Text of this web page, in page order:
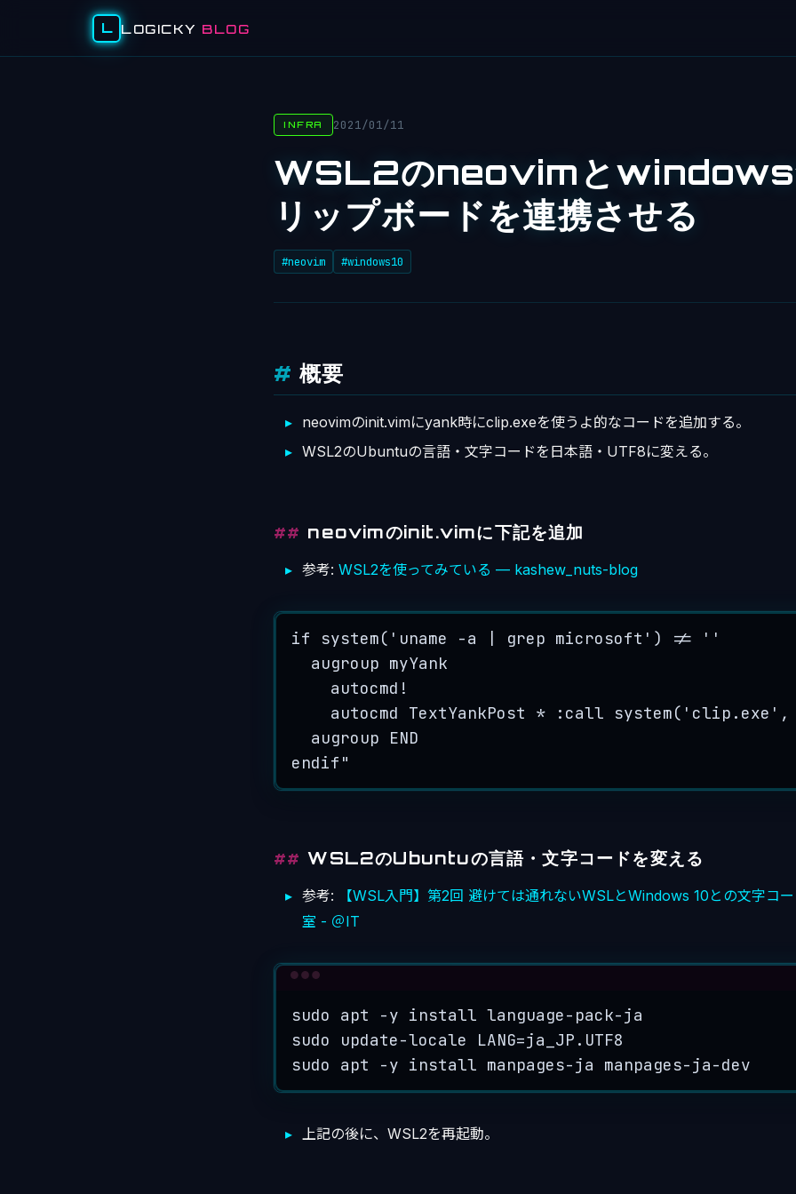
L LOGICKY BLOG
INFRA 2021/01/11
WSL2のneovimと
リップボードを連携させる
#neovim #windows10
概要
neovimのinit.vimにyank時にclip.exeを使うよ的なコードを追加する。
WSL2のUbuntuの言語・文字コードを日本語・UTF8に変える。
neovimのinit.vimに下記を追加
参考: WSL2を使ってみている — kashew_nuts-blog
if system( 'uname -a | grep microsoft' ) !=
''
augroup myYank
autocmd !
autocmd
TextYankPost * : call system( 'clip.exe' ,
augroup END
endif "
WSL2のUbuntuの言語・文字コードを変える
参考:
【WSL入門】第2回 避けては通れないWSLとWindows 10との文字コ
室 - ＠IT
sudo apt -y install language-pack-ja
sudo
update-locale
LANG=ja_JP.UTF8
sudo
apt -y install manpages-ja manpages-ja-dev
上記の後に、WSL2を再起動。